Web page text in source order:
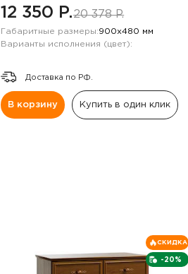
12 350 P.20 378 P.
Габаритные размеры:900х480 мм
Варианты исполнения (цвет):
Доставка по РФ.
В корзину Купить в один клик
-20%
СКИДКА